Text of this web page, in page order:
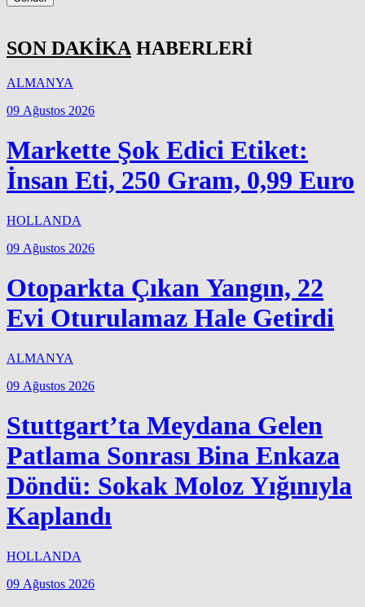
SON DAKİKA HABERLERİ
ALMANYA
09 Ağustos 2026
Markette Şok Edici Etiket:
İnsan Eti, 250 Gram, 0,99 Euro
HOLLANDA
09 Ağustos 2026
Otoparkta Çıkan Yangın, 22
Evi Oturulamaz Hale Getirdi
ALMANYA
09 Ağustos 2026
Stuttgart’ta Meydana Gelen
Patlama Sonrası Bina Enkaza
Döndü: Sokak Moloz Yığınıyla
Kaplandı
HOLLANDA
09 Ağustos 2026